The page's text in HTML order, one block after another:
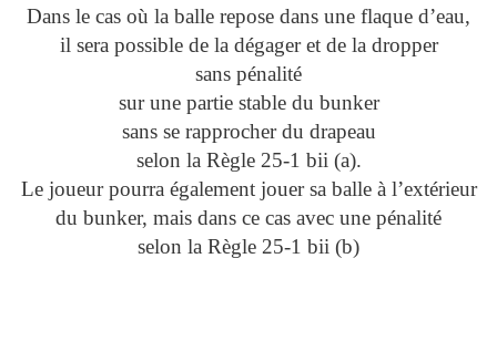
Dans le cas où la balle repose dans une flaque d’eau,
il sera possible de la dégager et de la dropper
sans pénalité
sur une partie stable du bunker
sans se rapprocher du drapeau
selon la Règle 25-1 bii (a).
Le joueur pourra également jouer sa balle à l’extérieur
du bunker, mais dans ce cas avec une pénalité
selon la Règle 25-1 bii (b)